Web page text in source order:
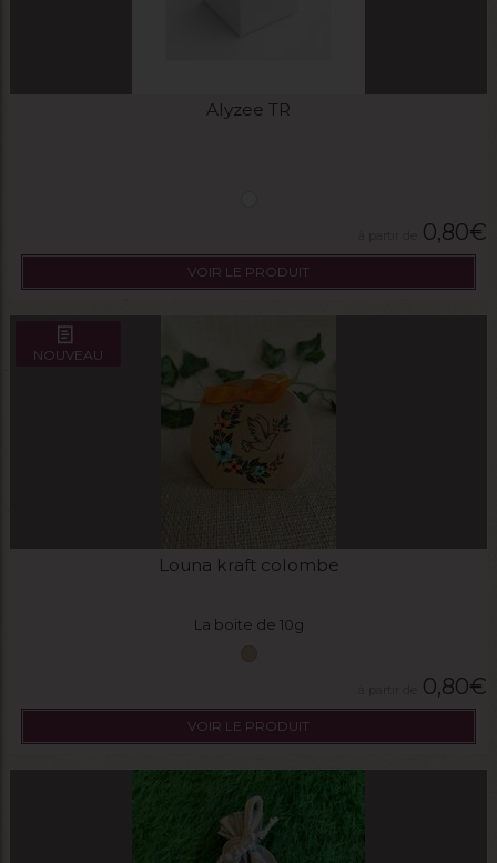
Alyzee TR
0,80€
VOIR LE PRODUIT
NOUVEAU
Louna kraft colombe
La boite de 10g
0,80€
VOIR LE PRODUIT